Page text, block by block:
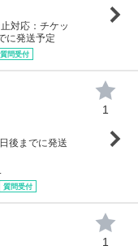
対応：チケッ
に発送予定
質問受付
後までに発送
質問受付
1
1